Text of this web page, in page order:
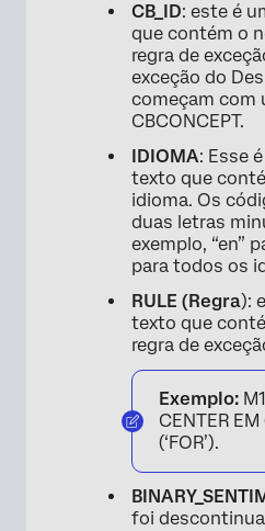
CB_ID: este é
que contém o
regra de
exceção do
começam com
CBCONCEPT.
IDIOMA: Esse
texto que
idioma. Os
duas letras
exemplo, “en”
para todos os
RULE (Regra):
texto que
regra de
Exemplo:
CENTER EM
(‘FOR’).
foi